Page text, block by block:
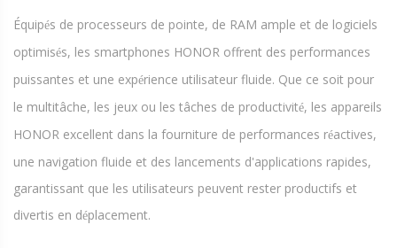
Équipés de processeurs de pointe, de RAM ample et de logiciels
optimisés, les smartphones HONOR offrent des performances
puissantes et une expérience utilisateur fluide. Que ce soit pour
le multitâche, les jeux ou les tâches de productivité, les appareils
HONOR excellent dans la fourniture de performances réactives,
une navigation fluide et des lancements d'applications rapides,
garantissant que les utilisateurs peuvent rester productifs et
divertis en déplacement.